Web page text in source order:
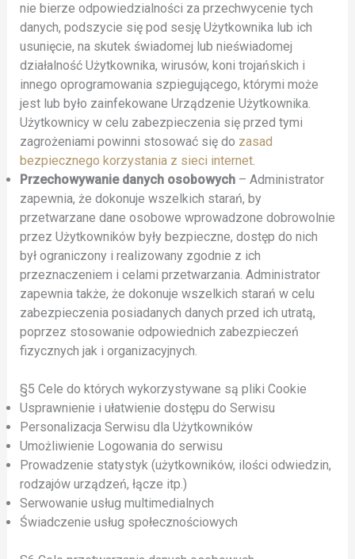
nie bierze odpowiedzialności za przechwycenie tych
danych, podszycie się pod sesję Użytkownika lub ich
usunięcie, na skutek świadomej lub nieświadomej
działalność Użytkownika, wirusów, koni trojańskich i
innego oprogramowania szpiegującego, którymi może
jest lub było zainfekowane Urządzenie Użytkownika.
Użytkownicy w celu zabezpieczenia się przed tymi
zagrożeniami powinni stosować się do zasad
bezpiecznego korzystania z sieci internet.
Przechowywanie danych osobowych– Administrator
zapewnia, że dokonuje wszelkich starań, by
przetwarzane dane osobowe wprowadzone dobrowolnie
przez Użytkowników były bezpieczne, dostęp do nich
był ograniczony i realizowany zgodnie z ich
przeznaczeniem i celami przetwarzania. Administrator
zapewnia także, że dokonuje wszelkich starań w celu
zabezpieczenia posiadanych danych przed ich utratą,
poprzez stosowanie odpowiednich zabezpieczeń
fizycznych jak i organizacyjnych.
§5 Cele do których wykorzystywane są pliki Cookie
Usprawnienie i ułatwienie dostępu do Serwisu
Personalizacja Serwisu dla Użytkowników
Umożliwienie Logowania do serwisu
Prowadzenie statystyk (użytkowników, ilości odwiedzin,
rodzajów urządzeń, łącze itp.)
Serwowanie usług multimedialnych
Świadczenie usług społecznościowych